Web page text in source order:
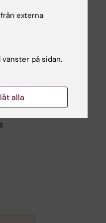
hiv
externa
på sidan.
alla